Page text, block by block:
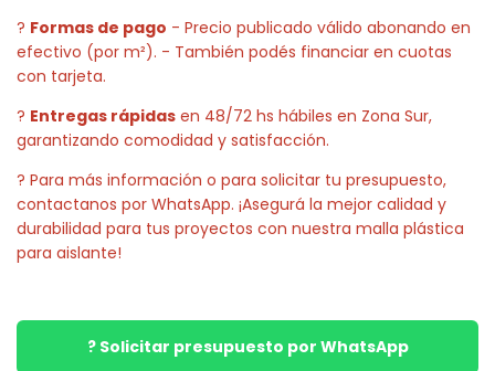
? Formas de pago - Precio publicado válido abonando en
efectivo (por m²). - También podés financiar en cuotas
con tarjeta.
? Entregas rápidas en 48/72 hs hábiles en Zona Sur,
garantizando comodidad y satisfacción.
? Para más información o para solicitar tu presupuesto,
contactanos por WhatsApp. ¡Asegurá la mejor calidad y
durabilidad para tus proyectos con nuestra malla plástica
para aislante!
? Solicitar presupuesto por WhatsApp